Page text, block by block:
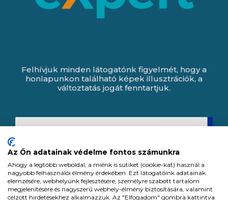
Felhívjuk minden látogatónk figyelmét, hogy a
honlapunkon található képek illusztrációk, a
változtatás jogát fenntartjuk.
Az Ön adatainak védelme fontos számunkra
Ahogy a legtöbb weboldal, a miénk is sütiket (cookie-kat) használ a
nagyobb felhasználói élmény érdekében. Ezt látogatóink adatainak
elemzésére, webhelyünk fejlesztésére, személyre szabott tartalom
megjelenítésére és nagyszerű webhely-élmény biztosítására, valamint
célzott hirdetésekhez alkalmazzuk. Az "Elfogadom" gombra kattintva